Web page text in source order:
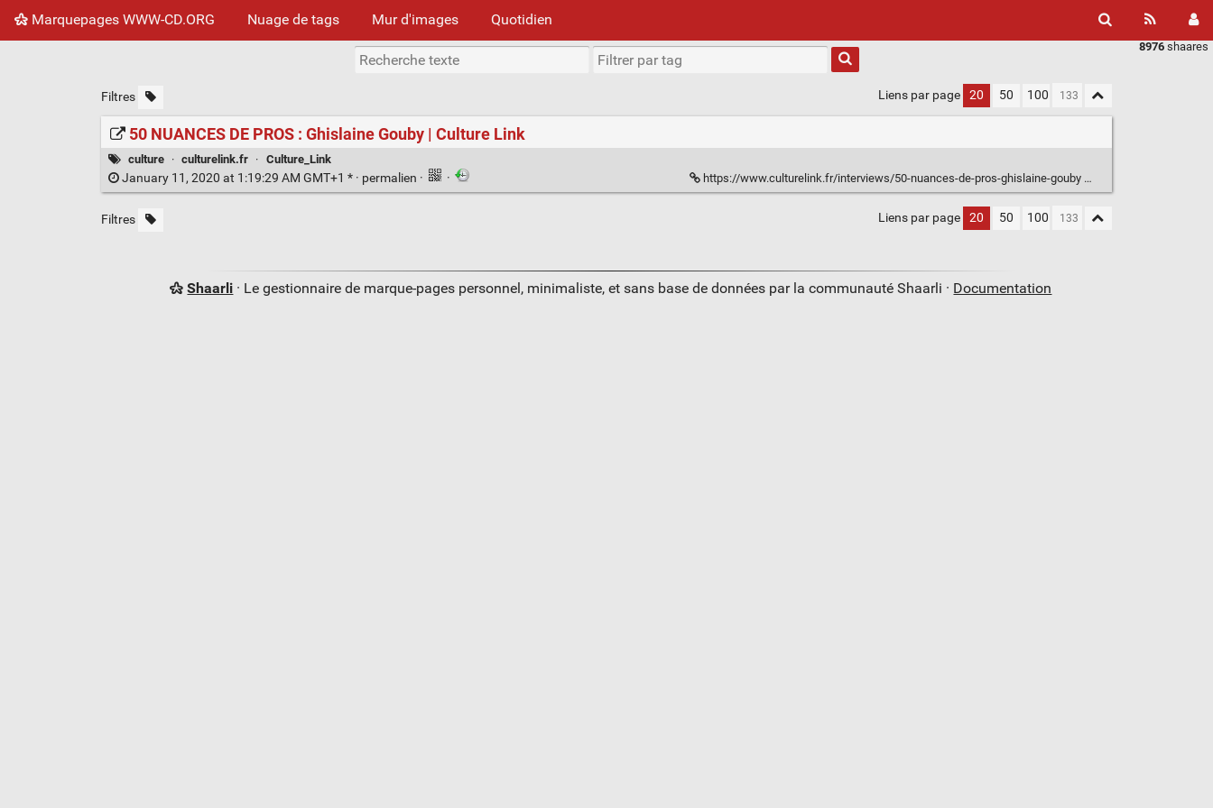
Marquepages WWW-CD.ORG Nuage de tags Mur d'images Quotidien
8976 shaares
Filtres Liens par page 20 50 100
50 NUANCES DE PROS : Ghislaine Gouby | Culture Link
culture · culturelink.fr · Culture_Link
January 11, 2020 at 1:19:29 AM GMT+1 * · permalien · · https://www.culturelink.fr/interviews/50-nuances-de-pros-ghislaine-gouby
Filtres Liens par page 20 50 100
Shaarli · Le gestionnaire de marque-pages personnel, minimaliste, et sans base de données par la communauté Shaarli · Documentation